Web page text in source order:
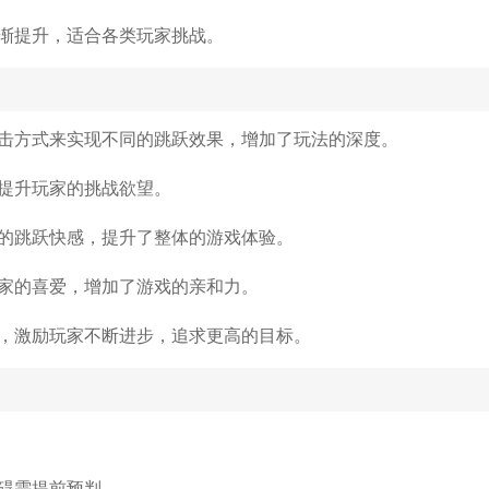
升，适合各类玩家挑战。
式来实现不同的跳跃效果，增加了玩法的深度。
玩家的挑战欲望。
跃快感，提升了整体的游戏体验。
喜爱，增加了游戏的亲和力。
励玩家不断进步，追求更高的目标。